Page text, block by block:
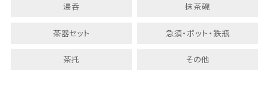
湯呑 抹茶碗
茶器セット 急須・ポット・鉄瓶
茶托 その他